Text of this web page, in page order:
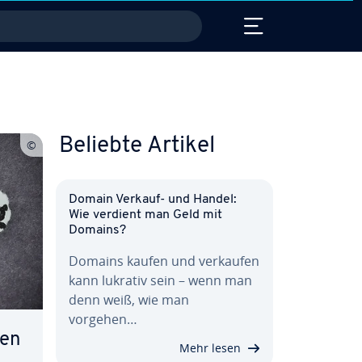
Beliebte Artikel
Domain Verkauf- und Handel:
Wie verdient man Geld mit
Domains?
Domains kaufen und verkaufen
kann lukrativ sein – wenn man
denn weiß, wie man
vorgehen…
Mehr lesen